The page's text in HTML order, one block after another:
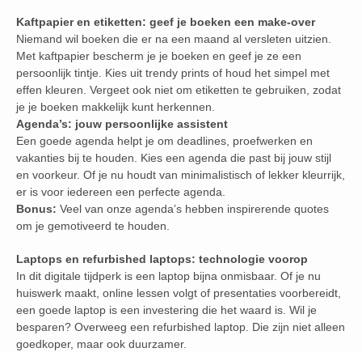
Kaftpapier en etiketten: geef je boeken een make-over
Niemand wil boeken die er na een maand al versleten uitzien.
Met kaftpapier bescherm je je boeken en geef je ze een
persoonlijk tintje. Kies uit trendy prints of houd het simpel met
effen kleuren. Vergeet ook niet om etiketten te gebruiken, zodat
je je boeken makkelijk kunt herkennen.
Agenda’s: jouw persoonlijke assistent
Een goede agenda helpt je om deadlines, proefwerken en
vakanties bij te houden. Kies een agenda die past bij jouw stijl
en voorkeur. Of je nu houdt van minimalistisch of lekker kleurrijk,
er is voor iedereen een perfecte agenda.
Bonus: Veel van onze agenda’s hebben inspirerende quotes
om je gemotiveerd te houden.
Laptops en refurbished laptops: technologie voorop
In dit digitale tijdperk is een laptop bijna onmisbaar. Of je nu
huiswerk maakt, online lessen volgt of presentaties voorbereidt,
een goede laptop is een investering die het waard is. Wil je
besparen? Overweeg een refurbished laptop. Die zijn niet alleen
goedkoper, maar ook duurzamer.